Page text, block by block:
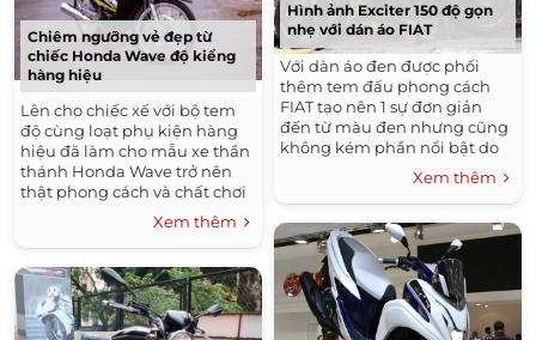
Chiêm ngưỡng vẻ đẹp từ
chiếc Honda Wave độ kiểng
hàng hiệu
Lên cho chiếc xế với bộ tem
độ cùng loạt phụ kiện hàng
hiệu đã làm cho mẫu xe thần
thánh Honda Wave trở nên
thật phong cách và chất chơi
hơn nhiều. Cùng chiêm
ngưỡng chiếc Wave độ cực
chất này...
Xem thêm
Hình ảnh Exciter 150 độ gọn
nhẹ với dán áo FIAT
Với dàn áo đen được phối
thêm tem đấu phong cách
FIAT tạo nên 1 sự đơn giản
đến từ màu đen nhưng cũng
không kém phần nổi bật do
những tem được thiết kế trên
Xem thêm